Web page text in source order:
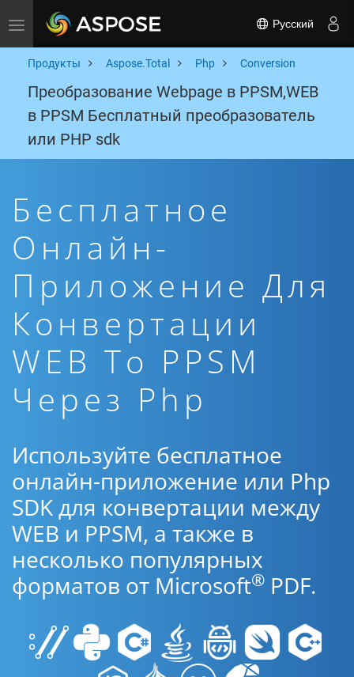
Toggle navigation Русский
Продукты Aspose.Total Php Conversion
Преобразование Webpage в PPSM,WEB
в PPSM Бесплатный преобразователь
или PHP sdk
Бесплатное
Онлайн-
Приложение Для
Конвертации
WEB To PPSM
Через Php
Используйте бесплатное
онлайн-приложение или Php
SDK для конвертации между
WEB и PPSM, а также в
несколько популярных
форматов от Microsoft® PDF.